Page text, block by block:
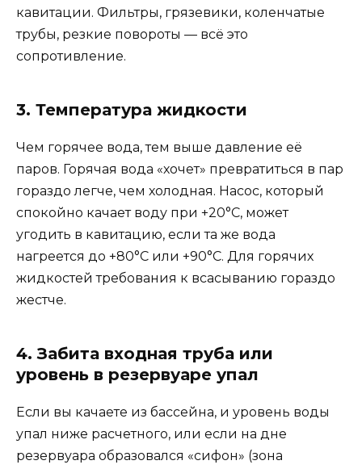
кавитации. Фильтры, грязевики, коленчатые
трубы, резкие повороты — всё это
сопротивление.
3. Температура жидкости
Чем горячее вода, тем выше давление её
паров. Горячая вода «хочет» превратиться в пар
гораздо легче, чем холодная. Насос, который
спокойно качает воду при +20°C, может
угодить в кавитацию, если та же вода
нагреется до +80°C или +90°C. Для горячих
жидкостей требования к всасыванию гораздо
жестче.
4. Забита входная труба или
уровень в резервуаре упал
Если вы качаете из бассейна, и уровень воды
упал ниже расчетного, или если на дне
резервуара образовался «сифон» (зона